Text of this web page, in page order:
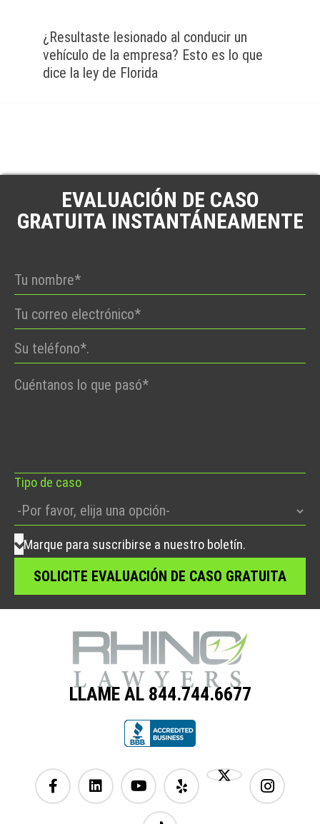
¿Resultaste lesionado al conducir un
vehículo de la empresa? Esto es lo que
dice la ley de Florida
EVALUACIÓN DE CASO
GRATUITA INSTANTÁNEAMENTE
Por
Tipo de caso
Marque para suscribirse a nuestro boletín.
LLAME AL 844.744.6677